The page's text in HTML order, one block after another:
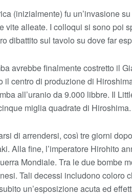
(inizialmente) fu un’invasione
vite alleate. I colloqui si sono poi
dibattito sul tavolo su dove far
avrebbe finalmente costretto il
il centro di produzione di
all’uranio da 9.000 libbre. Il
miglia quadrate di Hiroshima.
di arrendersi, così tre giorni
Alla fine, l’imperatore Hirohito
Mondiale. Tra le due bombe
Tali decessi includono coloro
un’esposizione acuta ed